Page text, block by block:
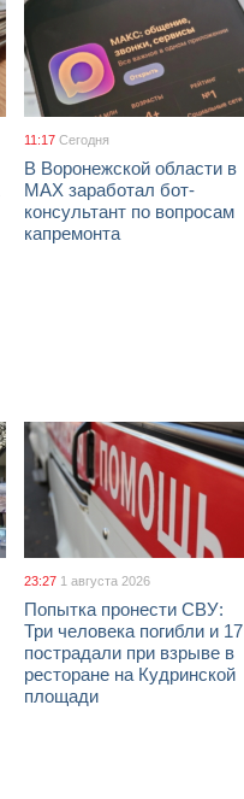
11:17 Сегодня
В Воронежской области в
МАХ заработал бот-
консультант по вопросам
капремонта
23:27 1 августа 2026
Попытка пронести СВУ:
Три человека погибли и 17
пострадали при взрыве в
ресторане на Кудринской
площади